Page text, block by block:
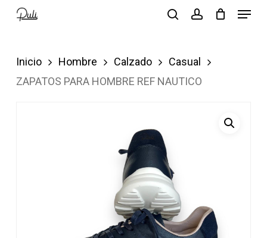
Skip
content
Menu
Inicio Hombre Calzado
Casual
ZAPATOS PARA HOMBRE REF NAUTICO